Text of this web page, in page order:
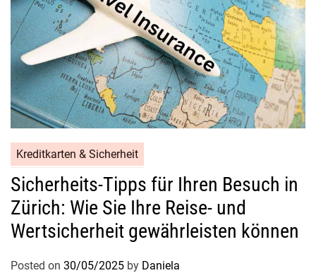
Kreditkarten & Sicherheit
Sicherheits-Tipps für Ihren Besuch in
Zürich: Wie Sie Ihre Reise- und
Wertsicherheit gewährleisten können
Posted on 30/05/2025 by Daniela